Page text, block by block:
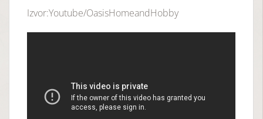
Izvor:Youtube/OasisHomeandHobby